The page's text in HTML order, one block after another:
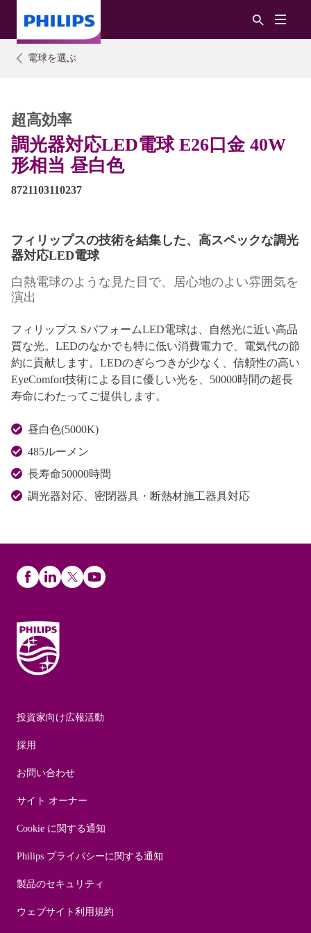
電球を選ぶ
調光器対応LED電球 E26口金 40W
形相当 昼白色
超高効率
8721103110237
フィリップスの技術を結集した、高スペックな調光
器対応LED電球
白熱電球のような見た目で、居心地のよい雰囲気を
演出
フィリップス SパフォームLED電球は、自然光に近い高品
質な光。LEDのなかでも特に低い消費電力で、電気代の節
約に貢献します。LEDのぎらつきが少なく、信頼性の高い
EyeComfort技術による目に優しい光を、50000時間の超長
寿命にわたってご提供します。
昼白色(5000K)
485ルーメン
長寿命50000時間
調光器対応、密閉器具・断熱材施工器具対応
投資家向け広報活動
採用
お問い合わせ
サイト オーナー
Cookie に関する通知
Philips プライバシーに関する通知
製品のセキュリティ
ウェブサイト利用規約